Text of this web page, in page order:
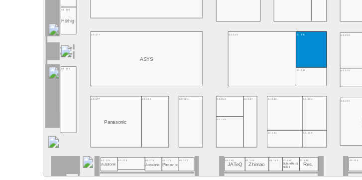
A3.178
Autotronik
A3.174
Accelonix
A3.172
Phoenix
A3.170 A3.146
JATeQ
A3.144
Zhimao
A3.142 A3.140
Schindler &
Schill
A3.138
Res.
A3.134
A3.176
A3.177
Panasonic
A3.263 A3.261
A3.155
A3.147
A3.141 A3.139
A3.135
A3.181
A3.248 A3.244
A3.258
A3.229
A3.277
ASYS
A3.249
A3.245
A3.338
A3.342
A3.380
Hüthig